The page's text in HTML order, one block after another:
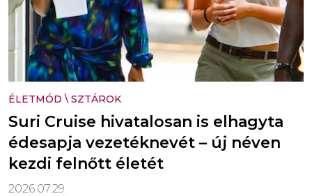
ÉLETMÓD \ SZTÁROK
Suri Cruise hivatalosan is elhagyta
édesapja vezetéknevét – új néven
kezdi felnőtt életét
2026.07.29.